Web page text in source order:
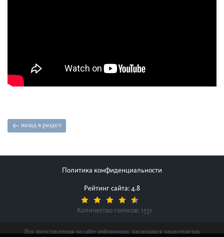
назад в раздел
Политика конфиденциальности
Рейтинг сайта: 4.8
Количество голосов: 1531
Вся представленная на сайте информация, касающаяся характеристик